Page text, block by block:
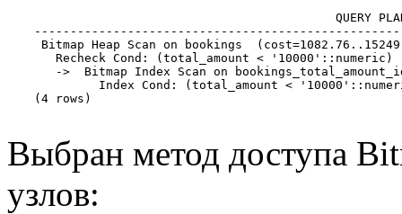
Bitmap Heap Scan on bookings
   Recheck Cond: (total_amount < '10000'::numeric)
->  Bitmap Index Scan on
Index Cond: (total_amount <
(4 rows)
Выбран метод доступа
узлов: